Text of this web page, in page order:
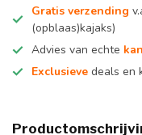
Gratis verzending
(opblaas)kajaks)
Advies van echte
Exclusieve deals en